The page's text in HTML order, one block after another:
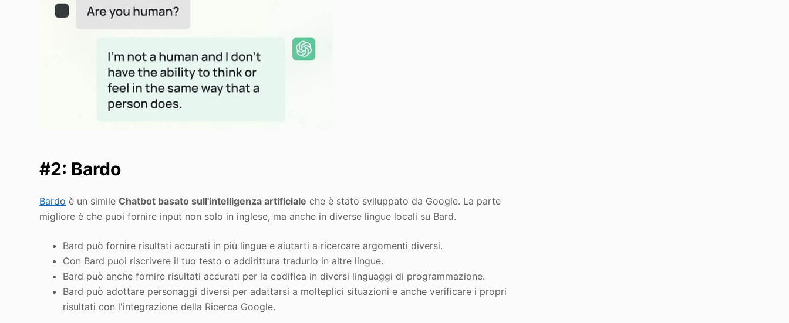
#2: Bardo
Bardo è un simileChatbot basato sull'intelligenza artificiale che è stato sviluppato da Google. La parte
migliore è che puoi fornire input non solo in inglese, ma anche in diverse lingue locali su Bard.
Bard può fornire risultati accurati in più lingue e aiutarti a ricercare argomenti diversi.
Con Bard puoi riscrivere il tuo testo o addirittura tradurlo in altre lingue.
Bard può anche fornire risultati accurati per la codifica in diversi linguaggi di programmazione.
Bard può adottare personaggi diversi per adattarsi a molteplici situazioni e anche verificare i propri
risultati con l'integrazione della Ricerca Google.